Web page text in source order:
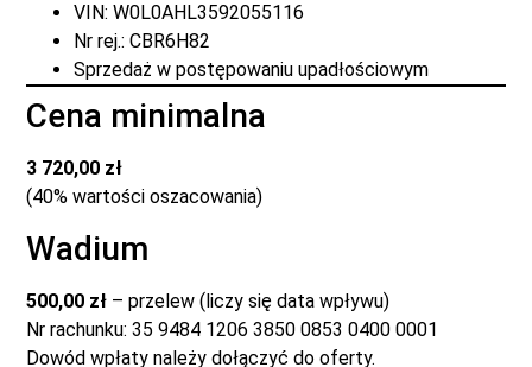
VIN: W0L0AHL3592055116
Nr rej.: CBR6H82
Sprzedaż w postępowaniu upadłościowym
Cena minimalna
3 720,00 zł
(40% wartości oszacowania)
Wadium
500,00 zł – przelew (liczy się data wpływu)
Nr rachunku: 35 9484 1206 3850 0853 0400 0001
Dowód wpłaty należy dołączyć do oferty.